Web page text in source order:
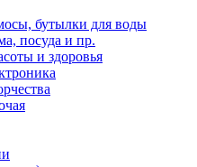
бутылки для воды
посуда и пр.
и здоровья